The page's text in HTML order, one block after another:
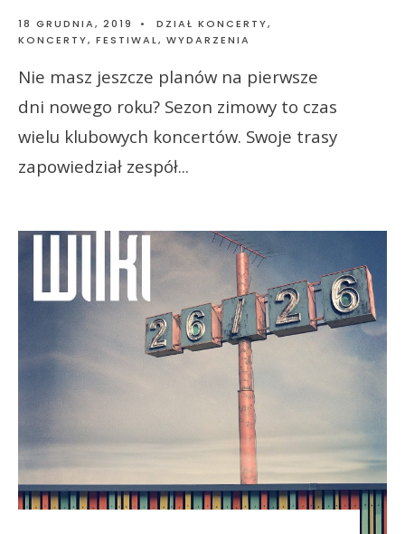
18 GRUDNIA, 2019 • DZIAŁ KONCERTY,
KONCERTY, FESTIWAL, WYDARZENIA
Nie masz jeszcze planów na pierwsze
dni nowego roku? Sezon zimowy to czas
wielu klubowych koncertów. Swoje trasy
zapowiedział zespół...